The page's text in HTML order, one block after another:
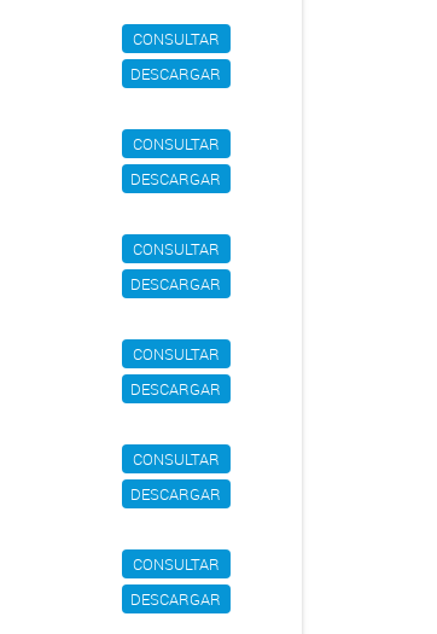
CONSULTAR
DESCARGAR
CONSULTAR
DESCARGAR
CONSULTAR
DESCARGAR
CONSULTAR
DESCARGAR
CONSULTAR
DESCARGAR
CONSULTAR
DESCARGAR